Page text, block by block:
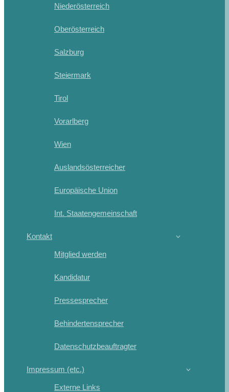
Niederösterreich
Oberösterreich
Salzburg
Steiermark
Tirol
Vorarlberg
Wien
Auslandsösterreicher
Europäische Union
Int. Staatengemeinschaft
Kontakt
Mitglied werden
Kandidatur
Pressesprecher
Behindertensprecher
Datenschutzbeauftragter
Impressum (etc.)
Externe Links